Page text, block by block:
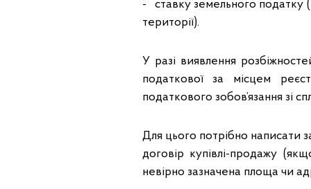
- ставку земельного податку
території).
У разі виявлення
податкової за місцем
податкового зобов’язання зі
Для цього потрібно написати
договір купівлі-продажу
невірно зазначена площа чи